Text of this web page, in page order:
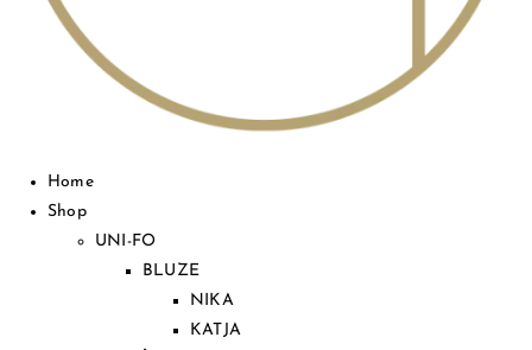
Home
Shop
UNI-FO
BLUZE
NIKA
KATJA